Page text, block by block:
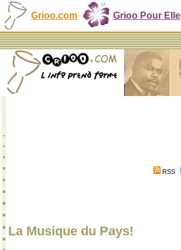
Grioo.com Grioo Pour Elle
RSS
La Musique du Pays!